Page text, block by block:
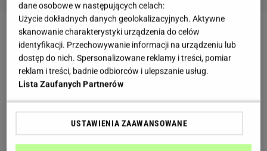
Zobacz wideoTo cię zachwyci! Pieczony bakłażan z
jogurtem i świeżą sałatką
Co można zrobić z ziemniaków i cebuli? Kładzionki
mają długą historię, przepis przetrwał wiele
dane osobowe w następujących celach:
Użycie dokładnych danych geolokalizacyjnych. Aktywne
skanowanie charakterystyki urządzenia do celów
identyfikacji. Przechowywanie informacji na urządzeniu lub
dostęp do nich. Spersonalizowane reklamy i treści, pomiar
reklam i treści, badnie odbiorców i ulepszanie usług.
Lista Zaufanych Partnerów
USTAWIENIA ZAAWANSOWANE